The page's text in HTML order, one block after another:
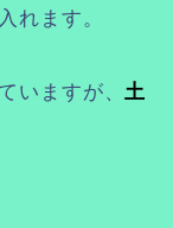
れます。
いますが、土